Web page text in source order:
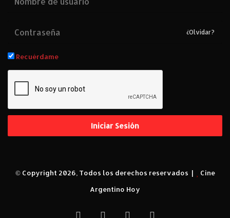
¿Olvidar?
Recuérdame
Iniciar Sesión
© Copyright 2026, Todos los derechos reservados |
Cine
Argentino Hoy
Facebook YouTube